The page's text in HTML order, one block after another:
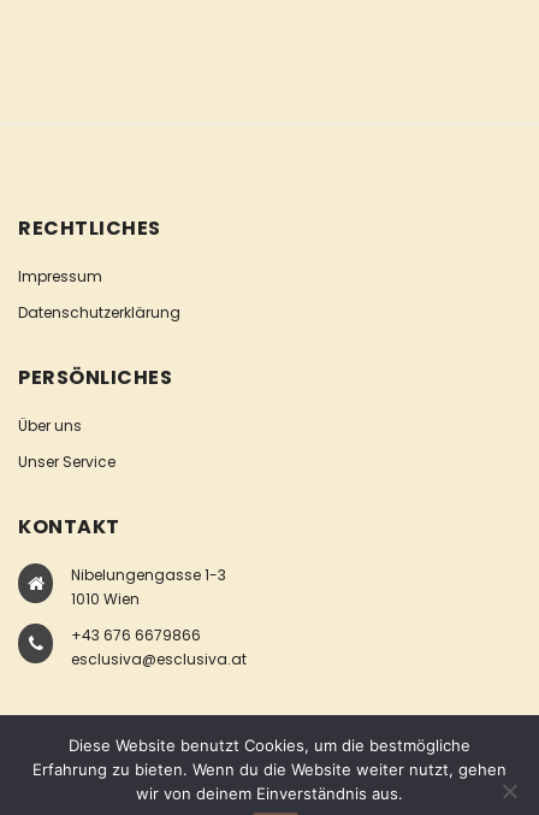
RECHTLICHES
Impressum
Datenschutzerklärung
PERSÖNLICHES
Über uns
Unser Service
KONTAKT
Nibelungengasse 1-3
1010 Wien
+43 676 6679866
esclusiva@esclusiva.at
COPYRIGHT © ESCLUSIVA
Diese Website benutzt Cookies, um die bestmögliche
Erfahrung zu bieten. Wenn du die Website weiter nutzt, gehen
wir von deinem Einverständnis aus.